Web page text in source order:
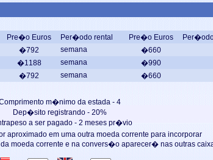
Pre�o Euros Per�odo rental Pre�o Euros
�792 semana
�660
�1188 semana
�990
�792 semana �660
m�nimo da estada - 4
Dep�sito registrando - 20%
a ser pagado - 2 meses pr�vio
aproximado em uma outra moeda corrente para incorporar
moeda corrente e na convers�o aparecer� nas outras